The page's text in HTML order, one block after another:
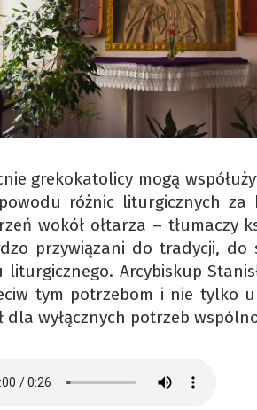
grekokatolicy mogą
różnic liturgicznych za
wokół ołtarza – tłumaczy
przywiązani do tradycji, do
liturgicznego. Arcybiskup
tym potrzebom i nie tylko
dla wyłącznych potrzeb